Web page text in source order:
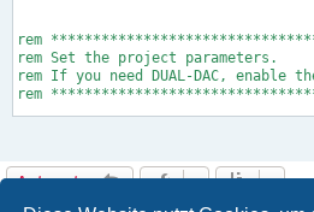
rem
rem Set the project parameters.
rem If you need DUAL-DAC, enable the
rem
set DEFINES=
Antworten
8 Beiträge • Seite1